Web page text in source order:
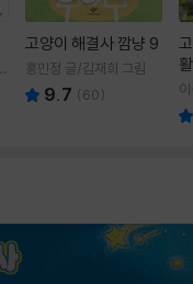
고양이 해결사 깜냥 9
홍민정 글/김재희 그림
9.7 (60)